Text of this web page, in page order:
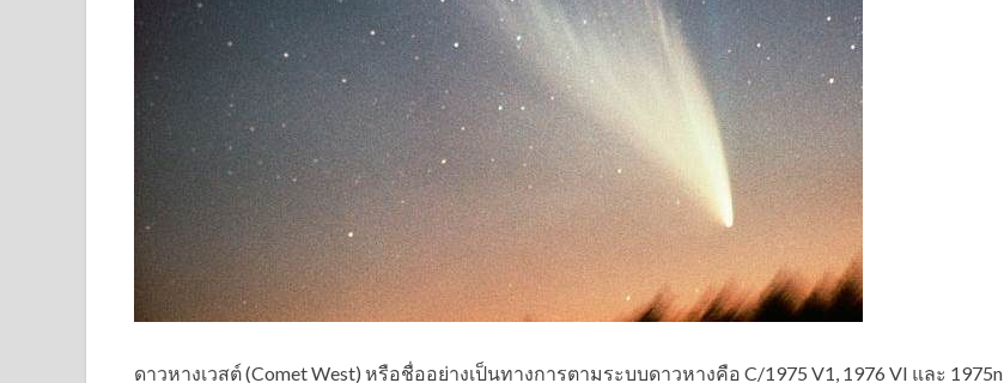
ดาวหางเวสต์ (Comet West) หรือชื่ออย่างเป็นทางการตามระบบดาวหางคือ C/1975 V1, 1976 VI และ 1975n